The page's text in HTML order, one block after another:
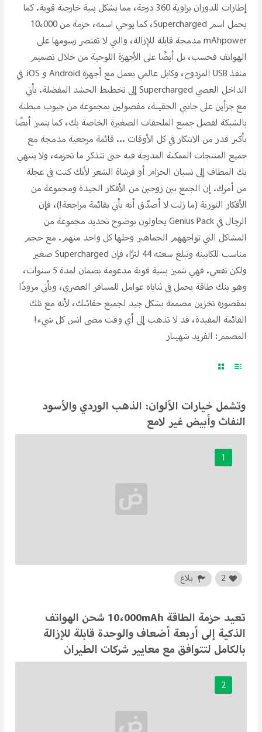
إطارات للدوران بزاوية 360 درجة، مما يشكل بنية خارجية قوية. كما
يحمل اسم Supercharged، كما يوحي اسمه، حزمة من 10،000
mAhpower مدمجة قابلة للإزالة، والتي لا تقتصر رسومها على
الهواتف فحسب، بل أيضًا على الأجهزة اللوحية من خلال تصميم
منفذ USB المزدوج، وكابل عالمي يعمل مع أجهزة Android و iOS. في
الداخل العصي Supercharged إلى تخطيط الحشد المفضلة. يأتي
مع جزأين على جانبي الحقيبة، مفصولين بمجموعة من جيوب مبطنة
بالشبكة لفصل جميع الملحقات الصغيرة الخاصة بك، كما يتميز أيضًا
بأكبر قدر من الابتكار في كل الأوقات ... قائمة مرجعية مدمجة مع
جميع المنتجات الممكنة المدرجة فيه حتى تتذكر ما تحزمه، ولا ينتهي
بك المطاف إلى نسيان الحزام أو فرشاة الشعر لأنك كنت في عجلة
من أمرك. إن الجمع بين زوجين من الأفكار الجيدة ومجموعة من
الأفكار الثورية (ما زلت لا أصدّق أنه يأتي بقائمة مراجعة!)، فإن
الرجال في Genius Pack يحاولون بوضوح تحديد مجموعة من
المشاكل التي تواجههم الجماهير وحلها كل واحد منهم. مع حجم
مناسب للكابينة وتبلغ سعته 44 لترًا، فإن Supercharged صغير
ولكن نفعي. فهي تتميز ببنية قوية مدعومة بضمان لمدة 5 سنوات،
وهو بنك طاقة يحمل في ثناياه عوامل للمسافر العصري، ويأتي مزودًا
بمقصورة تخزين مصممة بشكل جيد لجميع حقائبك، لأنه مع تلك
القائمة المفيدة، قد لا تذهب إلى أي وقت مضى انس كل شيء!
المصمم: الفريد شهيبار
وتشمل خيارات الألوان: الذهب الوردي والأسود
النفاث وأبيض غير لامع
1
2 بلاغ
تعيد حزمة الطاقة 10،000mAh شحن الهواتف
الذكية إلى أربعة أضعاف والوحدة قابلة للإزالة
بالكامل لتتوافق مع معايير شركات الطيران
2